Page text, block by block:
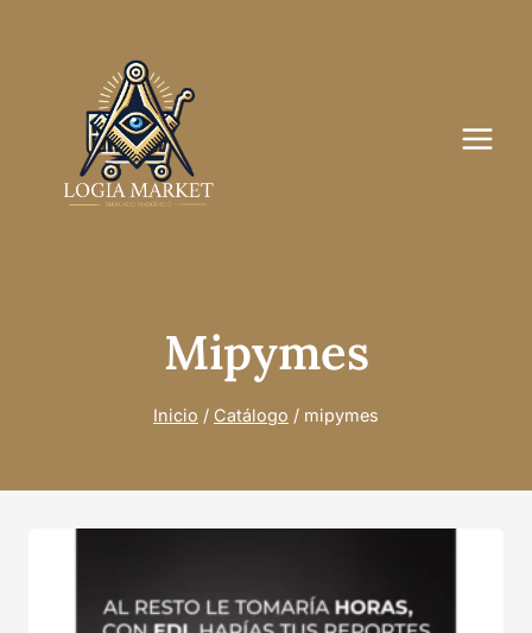
Mipymes
Inicio / Catálogo / mipymes